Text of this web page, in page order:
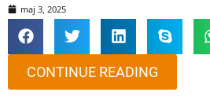
maj 3, 2025
CONTINUE READING